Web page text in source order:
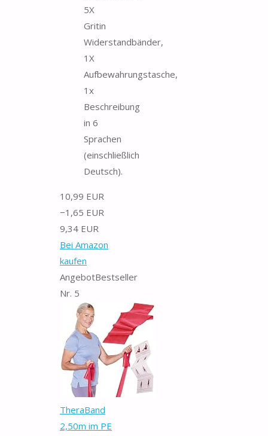
5X
Gritin
Widerstandbänder,
1X
Aufbewahrungstasche,
1x
Beschreibung
in 6
Sprachen
(einschließlich
Deutsch).
10,99 EUR
−1,65 EUR
9,34 EUR
Bei Amazon
kaufen
AngebotBestseller
Nr. 5
TheraBand
2,50m im PE